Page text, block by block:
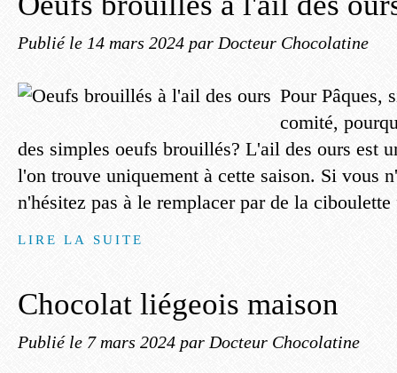
Publié le 14 mars 2024 par Docteur Chocolatine
Pour Pâques,
comité,
des simples oeufs brouillés? L'ail des ours est
l'on trouve uniquement à cette saison. Si vous
n'hésitez pas à le remplacer par de la
LIRE LA SUITE
Chocolat liégeois maison
Publié le 7 mars 2024 par Docteur Chocolatine